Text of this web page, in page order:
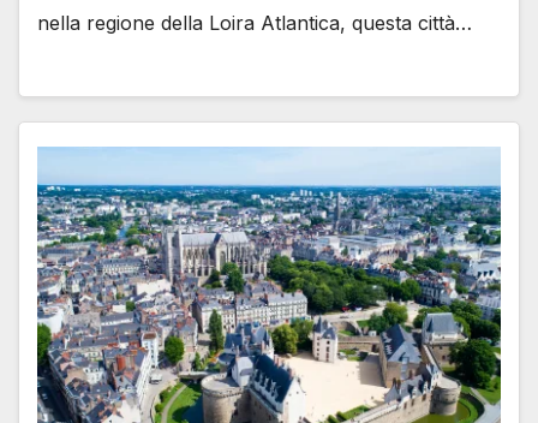
nella regione della Loira Atlantica, questa città…